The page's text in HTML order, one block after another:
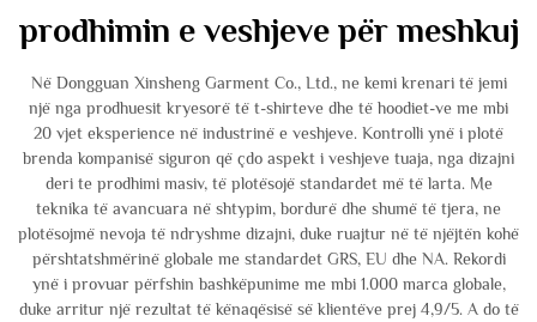
prodhimin e veshjeve për meshkuj
Në Dongguan Xinsheng Garment Co., Ltd., ne kemi krenari të jemi
një nga prodhuesit kryesorë të t-shirteve dhe të hoodiet-ve me mbi
20 vjet eksperience në industrinë e veshjeve. Kontrolli ynë i plotë
brenda kompanisë siguron që çdo aspekt i veshjeve tuaja, nga dizajni
deri te prodhimi masiv, të plotësojë standardet më të larta. Me
teknika të avancuara në shtypim, bordurë dhe shumë të tjera, ne
plotësojmë nevoja të ndryshme dizajni, duke ruajtur në të njëjtën kohë
përshtatshmërinë globale me standardet GRS, EU dhe NA. Rekordi
ynë i provuar përfshin bashkëpunime me mbi 1.000 marca globale,
duke arritur një rezultat të kënaqësisë së klientëve prej 4,9/5. A do të